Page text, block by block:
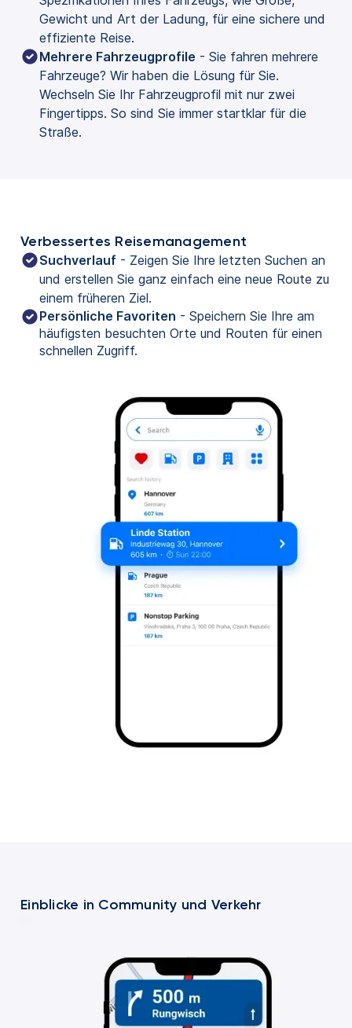
Gewicht und Art der Ladung, für eine sichere und
effiziente Reise.
Mehrere Fahrzeugprofile - Sie fahren mehrere
Fahrzeuge? Wir haben die Lösung für Sie.
Wechseln Sie Ihr Fahrzeugprofil mit nur zwei
Fingertipps. So sind Sie immer startklar für die
Straße.
Verbessertes Reisemanagement
Suchverlauf - Zeigen Sie Ihre letzten Suchen an
und erstellen Sie ganz einfach eine neue Route zu
einem früheren Ziel.
Persönliche Favoriten - Speichern Sie Ihre am
häufigsten besuchten Orte und Routen für einen
schnellen Zugriff.
Einblicke in Community und Verkehr